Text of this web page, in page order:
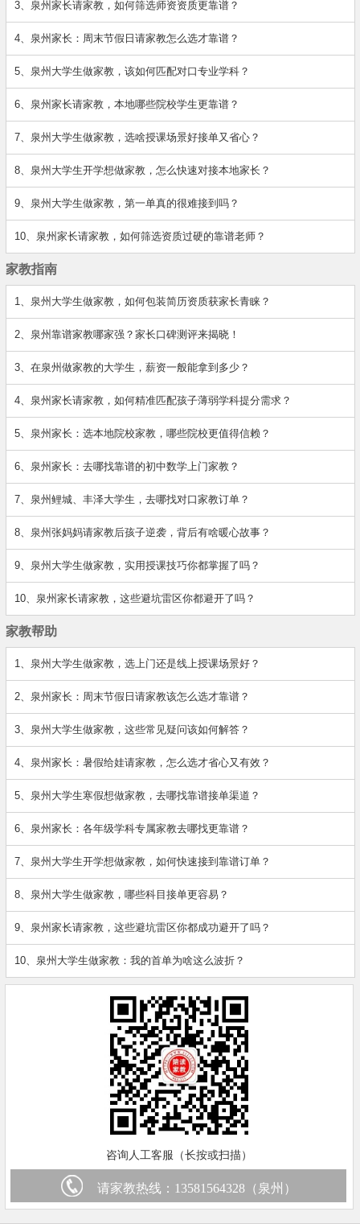
3、泉州家长请家教，如何筛选师资资质更靠谱？
4、泉州家长：周末节假日请家教怎么选才靠谱？
5、泉州大学生做家教，该如何匹配对口专业学科？
6、泉州家长请家教，本地哪些院校学生更靠谱？
7、泉州大学生做家教，选啥授课场景好接单又省心？
8、泉州大学生开学想做家教，怎么快速对接本地家长？
9、泉州大学生做家教，第一单真的很难接到吗？
10、泉州家长请家教，如何筛选资质过硬的靠谱老师？
家教指南
1、泉州大学生做家教，如何包装简历资质获家长青睐？
2、泉州靠谱家教哪家强？家长口碑测评来揭晓！
3、在泉州做家教的大学生，薪资一般能拿到多少？
4、泉州家长请家教，如何精准匹配孩子薄弱学科提分需求？
5、泉州家长：选本地院校家教，哪些院校更值得信赖？
6、泉州家长：去哪找靠谱的初中数学上门家教？
7、泉州鲤城、丰泽大学生，去哪找对口家教订单？
8、泉州张妈妈请家教后孩子逆袭，背后有啥暖心故事？
9、泉州大学生做家教，实用授课技巧你都掌握了吗？
10、泉州家长请家教，这些避坑雷区你都避开了吗？
家教帮助
1、泉州大学生做家教，选上门还是线上授课场景好？
2、泉州家长：周末节假日请家教该怎么选才靠谱？
3、泉州大学生做家教，这些常见疑问该如何解答？
4、泉州家长：暑假给娃请家教，怎么选才省心又有效？
5、泉州大学生寒假想做家教，去哪找靠谱接单渠道？
6、泉州家长：各年级学科专属家教去哪找更靠谱？
7、泉州大学生开学想做家教，如何快速接到靠谱订单？
8、泉州大学生做家教，哪些科目接单更容易？
9、泉州家长请家教，这些避坑雷区你都成功避开了吗？
10、泉州大学生做家教：我的首单为啥这么波折？
咨询人工客服（长按或扫描）
请家教热线： 13581564328（泉州）